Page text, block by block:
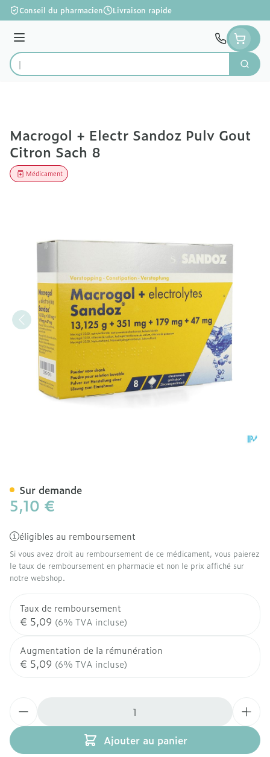
Aller au contenu
Conseil du pharmacien Livraison rapide
Menu
Rechercher
Macrogol + Electr Sandoz Pulv Gout
Citron Sach 8
Médicament
5,10 €
éligibles au remboursement
Si vous avez droit au remboursement de ce médicament, vous paierez
le taux de remboursement en pharmacie et non le prix affiché sur
notre webshop.
Taux de remboursement
€ 5,09 (6% TVA incluse)
Augmentation de la rémunération
€ 5,09 (6% TVA incluse)
Ajouter au panier
Sur demande